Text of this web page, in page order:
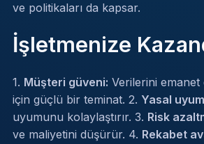
ve politikaları da kapsar.
İşletmenize
1. Müşteri güveni: Verilerini
için güçlü bir teminat. 2. Yasal
uyumunu kolaylaştırır. 3. Risk
ve maliyetini düşürür. 4. Rekabet